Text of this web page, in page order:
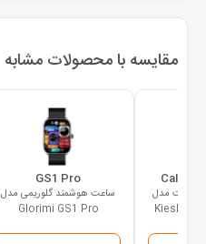
مقایسه با محصولات مشابه
Calling
مدل
Kieslect
GS1 Pro
ساعت هوشمند گلوریمی مدل
Glorimi GS1 Pro